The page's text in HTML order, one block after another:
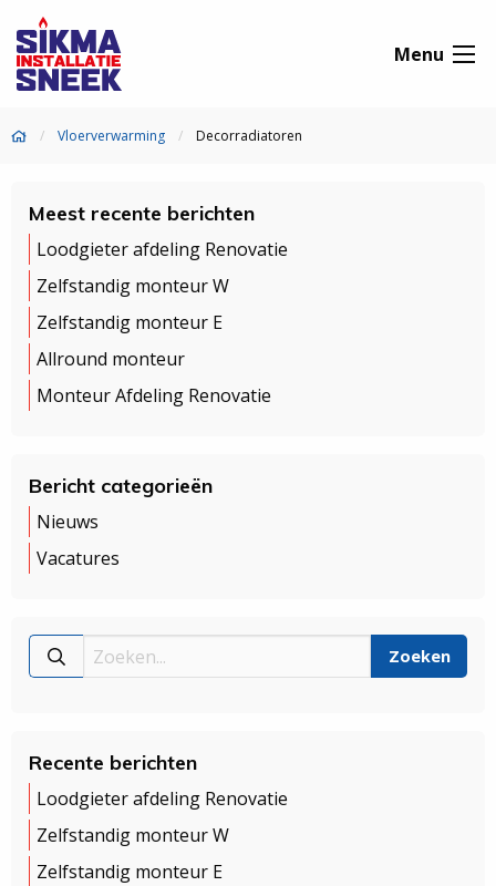
Menu
Vloerverwarming Decorradiatoren
Meest recente berichten
Loodgieter afdeling Renovatie
Zelfstandig monteur W
Zelfstandig monteur E
Allround monteur
Monteur Afdeling Renovatie
Bericht categorieën
Nieuws
Vacatures
Recente berichten
Loodgieter afdeling Renovatie
Zelfstandig monteur W
Zelfstandig monteur E